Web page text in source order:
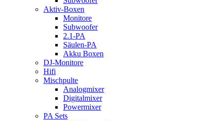
Aktiv-Boxen
Monitore
Subwoofer
2.1-PA
Säulen-PA
Akku Boxen
DJ-Monitore
Hifi
Mischpulte
Analogmixer
Digitalmixer
Powermixer
PA Sets